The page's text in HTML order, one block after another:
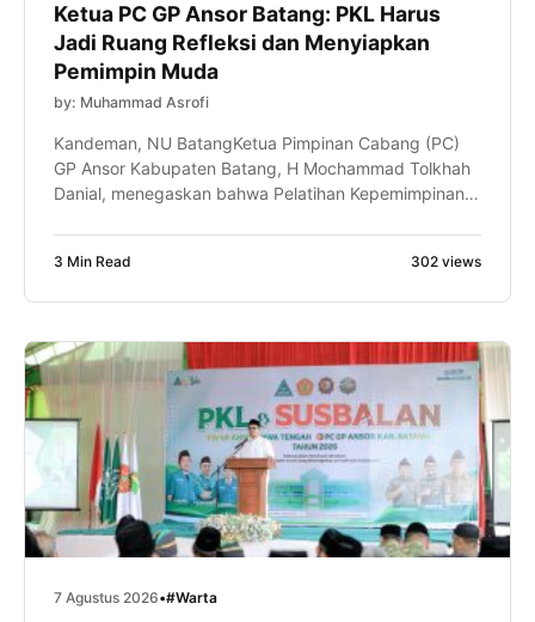
Ketua PC GP Ansor Batang: PKL Harus
Jadi Ruang Refleksi dan Menyiapkan
Pemimpin Muda
by: Muhammad Asrofi
Kandeman, NU BatangKetua Pimpinan Cabang (PC)
GP Ansor Kabupaten Batang, H Mochammad Tolkhah
Danial, menegaskan bahwa Pelatihan Kepemimpinan
intelektual, kepemimpinan, dan kemampuan
pembukaan PKL dan Kursus Banser Lanjutan
(SUSBALAN) Pimpinan […]
3 Min Read 302 views
7 Agustus 2026•#Warta